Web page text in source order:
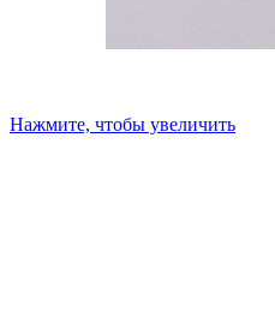
Нажмите, чтобы увеличить